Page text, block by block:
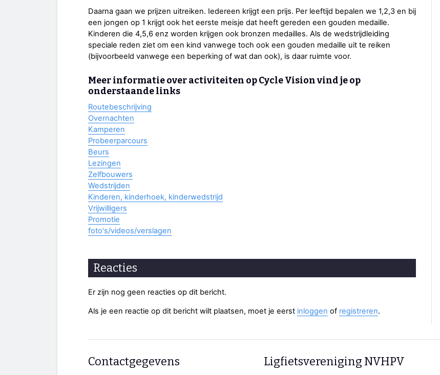
Daarna gaan we prijzen uitreiken. Iedereen krijgt een prijs. Per leeftijd bepalen we 1,2,3 en bij
een jongen op 1 krijgt ook het eerste meisje dat heeft gereden een gouden medaille.
Kinderen die 4,5,6 enz worden krijgen ook bronzen medailles. Als de wedstrijdleiding
speciale reden ziet om een kind vanwege toch ook een gouden medaille uit te reiken
(bijvoorbeeld vanwege een beperking of wat dan ook), is daar ruimte voor.
Meer informatie over activiteiten op Cycle Vision vind je op
onderstaande links
Routebeschrijving
Overnachten
Kamperen
Probeerparcours
Beurs
Lezingen
Zelfbouwers
Wedstrijden
Kinderen, kinderhoek, kinderwedstrijd
Vrijwilligers
Promotie
foto's/videos/verslagen
Reacties
Er zijn nog geen reacties op dit bericht.
Als je een reactie op dit bericht wilt plaatsen, moet je eerst inloggen of registreren.
Contactgegevens Ligfietsvereniging NVHPV